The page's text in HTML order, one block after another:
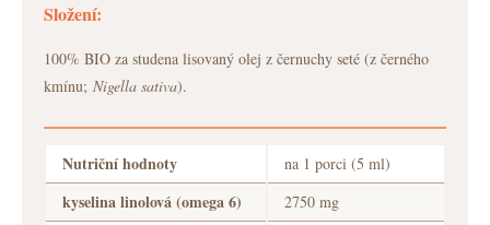
Složení:
100% BIO za studena lisovaný olej z černuchy seté (z černého
kmínu; Nigella sativa).
Nutriční hodnoty na 1 porci (5 ml)
kyselina linolová (omega 6) 2750 mg